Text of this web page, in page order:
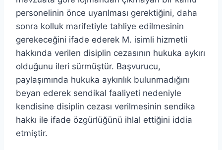
personelinin önce uyarılması gerektiğini, daha
sonra kolluk marifetiyle tahliye edilmesinin
gerekeceğini ifade ederek M. isimli hizmetli
hakkında verilen disiplin cezasının hukuka aykırı
olduğunu ileri sürmüştür. Başvurucu,
paylaşımında hukuka aykırılık bulunmadığını
beyan ederek sendikal faaliyeti nedeniyle
kendisine disiplin cezası verilmesinin sendika
hakkı ile ifade özgürlüğünü ihlal ettiğini iddia
etmiştir.